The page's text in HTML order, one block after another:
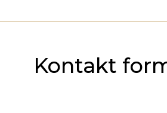
Kontakt